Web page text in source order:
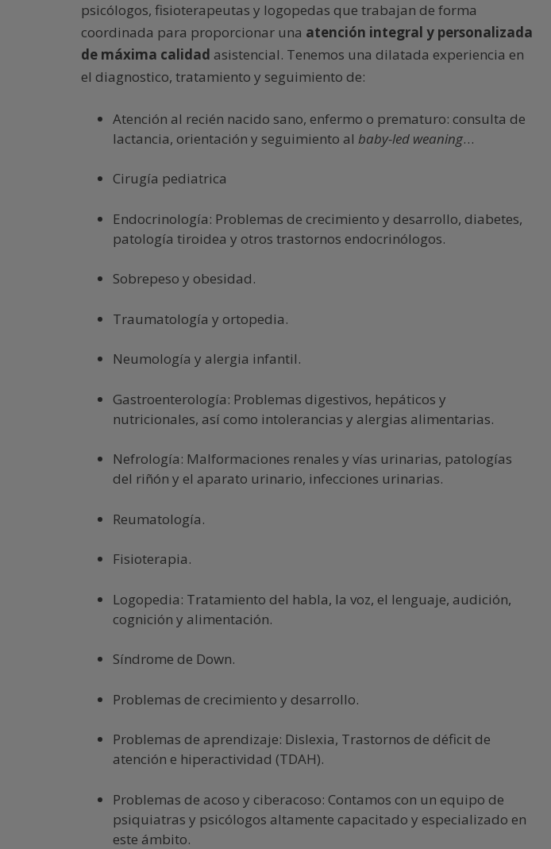
psicólogos, fisioterapeutas y logopedas que trabajan de forma
coordinada para proporcionar una atención integral y personalizada
de máxima calidad asistencial. Tenemos una dilatada experiencia en
el diagnostico, tratamiento y seguimiento de:
Atención al recién nacido sano, enfermo o prematuro: consulta de
lactancia, orientación y seguimiento al baby-led weaning…
Cirugía pediatrica
Endocrinología: Problemas de crecimiento y desarrollo, diabetes,
patología tiroidea y otros trastornos endocrinólogos.
Sobrepeso y obesidad.
Traumatología y ortopedia.
Neumología y alergia infantil.
Gastroenterología: Problemas digestivos, hepáticos y
nutricionales, así como intolerancias y alergias alimentarias.
Nefrología: Malformaciones renales y vías urinarias, patologías
del riñón y el aparato urinario, infecciones urinarias.
Reumatología.
Fisioterapia.
Logopedia: Tratamiento del habla, la voz, el lenguaje, audición,
cognición y alimentación.
Síndrome de Down.
Problemas de crecimiento y desarrollo.
Problemas de aprendizaje: Dislexia, Trastornos de déficit de
atención e hiperactividad (TDAH).
Problemas de acoso y ciberacoso: Contamos con un equipo de
psiquiatras y psicólogos altamente capacitado y especializado en
este ámbito.